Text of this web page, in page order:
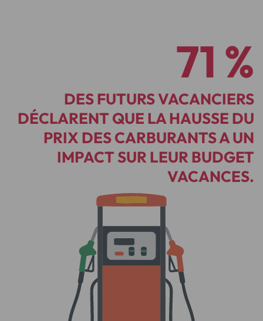
71 %
DES FUTURS VACANCIERS
DÉCLARENT QUE LA HAUSSE DU
PRIX DES CARBURANTS A UN
IMPACT SUR LEUR BUDGET
VACANCES.